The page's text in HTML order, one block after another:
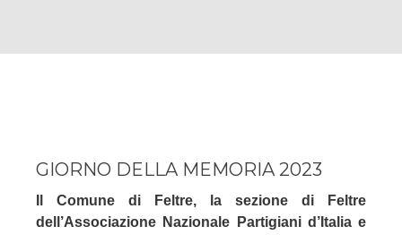
GIORNO DELLA MEMORIA 2023
Il Comune di Feltre, la sezione di Feltre
dell’Associazione Nazionale Partigiani d’Italia e